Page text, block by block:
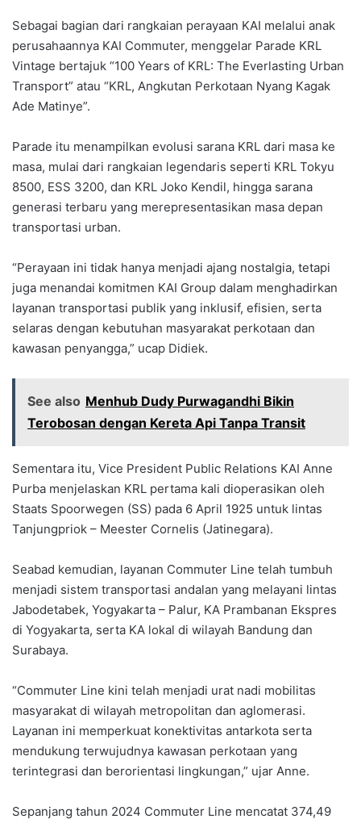
Sebagai bagian dari rangkaian perayaan KAI melalui anak
perusahaannya KAI Commuter, menggelar Parade KRL
Vintage bertajuk “100 Years of KRL: The Everlasting Urban
Transport” atau “KRL, Angkutan Perkotaan Nyang Kagak
Ade Matinye”.
Parade itu menampilkan evolusi sarana KRL dari masa ke
masa, mulai dari rangkaian legendaris seperti KRL Tokyu
8500, ESS 3200, dan KRL Joko Kendil, hingga sarana
generasi terbaru yang merepresentasikan masa depan
transportasi urban.
“Perayaan ini tidak hanya menjadi ajang nostalgia, tetapi
juga menandai komitmen KAI Group dalam menghadirkan
layanan transportasi publik yang inklusif, efisien, serta
selaras dengan kebutuhan masyarakat perkotaan dan
kawasan penyangga,” ucap Didiek.
See also Menhub Dudy Purwagandhi Bikin
Terobosan dengan Kereta Api Tanpa Transit
Sementara itu, Vice President Public Relations KAI Anne
Purba menjelaskan KRL pertama kali dioperasikan oleh
Staats Spoorwegen (SS) pada 6 April 1925 untuk lintas
Tanjungpriok – Meester Cornelis (Jatinegara).
Seabad kemudian, layanan Commuter Line telah tumbuh
menjadi sistem transportasi andalan yang melayani lintas
Jabodetabek, Yogyakarta – Palur, KA Prambanan Ekspres
di Yogyakarta, serta KA lokal di wilayah Bandung dan
Surabaya.
“Commuter Line kini telah menjadi urat nadi mobilitas
masyarakat di wilayah metropolitan dan aglomerasi.
Layanan ini memperkuat konektivitas antarkota serta
mendukung terwujudnya kawasan perkotaan yang
terintegrasi dan berorientasi lingkungan,” ujar Anne.
Sepanjang tahun 2024 Commuter Line mencatat 374,49